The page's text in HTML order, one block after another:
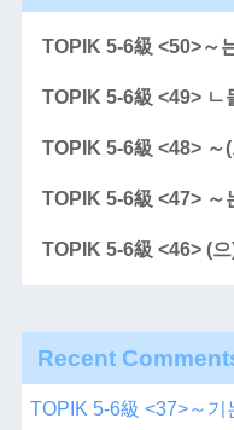
TOPIK 5-6級 <50>～
TOPIK 5-6級 <49> ㄴ
TOPIK 5-6級 <48> ～
TOPIK 5-6級 <47>
TOPIK 5-6級 <46> (
Recent
TOPIK 5-6級 <37>～